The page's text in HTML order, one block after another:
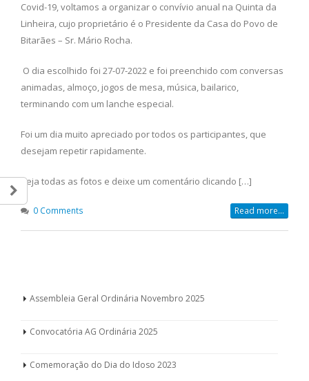
Covid-19, voltamos a organizar o convívio anual na Quinta da
Linheira, cujo proprietário é o Presidente da Casa do Povo de
Bitarães – Sr. Mário Rocha.
O dia escolhido foi 27-07-2022 e foi preenchido com conversas
animadas, almoço, jogos de mesa, música, bailarico,
terminando com um lanche especial.
Foi um dia muito apreciado por todos os participantes, que
desejam repetir rapidamente.
Veja todas as fotos e deixe um comentário clicando […]
0 Comments Read more...
Assembleia Geral Ordinária Novembro 2025
Convocatória AG Ordinária 2025
Comemoração do Dia do Idoso 2023